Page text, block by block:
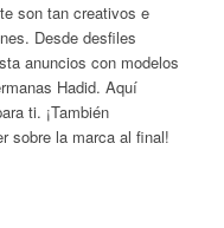
son tan creativos e
Desde desfiles
anuncios con modelos
Hadid. Aquí
ti. ¡También
sobre la marca al final!